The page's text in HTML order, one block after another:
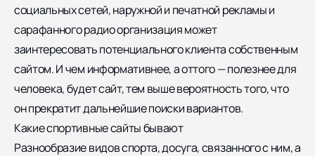
социальных сетей, наружной и печатной рекламы и
сарафанного радио организация может
заинтересовать потенциального клиента собственным
сайтом. И чем информативнее, а оттого — полезнее для
человека, будет сайт, тем выше вероятность того, что
он прекратит дальнейшие поиски вариантов.
Какие спортивные сайты бывают
Разнообразие видов спорта, досуга, связанного с ним, а